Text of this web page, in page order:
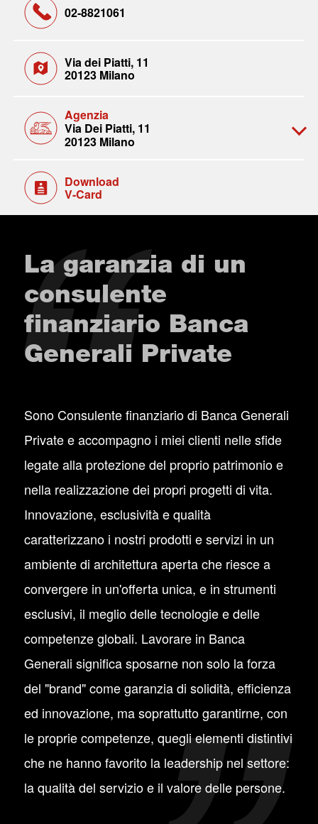
02-8821061
Via dei Piatti, 11
20123 Milano
Agenzia
Via Dei Piatti, 11
20123 Milano
Download
V-Card
La garanzia di un
consulente
finanziario Banca
Generali Private
Sono Consulente finanziario di Banca Generali
Private e accompagno i miei clienti nelle sfide
legate alla protezione del proprio patrimonio e
nella realizzazione dei propri progetti di vita.
Innovazione, esclusività e qualità
caratterizzano i nostri prodotti e servizi in un
ambiente di architettura aperta che riesce a
convergere in un'offerta unica, e in strumenti
esclusivi, il meglio delle tecnologie e delle
competenze globali. Lavorare in Banca
Generali significa sposarne non solo la forza
del "brand" come garanzia di solidità, efficienza
ed innovazione, ma soprattutto garantirne, con
le proprie competenze, quegli elementi distintivi
che ne hanno favorito la leadership nel settore:
la qualità del servizio e il valore delle persone.